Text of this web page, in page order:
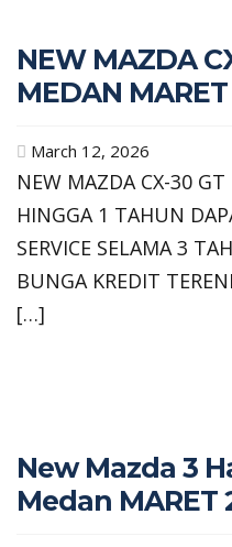
NEW MAZDA
MEDAN
March 12, 2026
NEW MAZDA CX-30
HINGGA 1 TAHUN
SERVICE SELAMA 3
BUNGA KREDIT
[…]
New Mazda 3
Medan MARET